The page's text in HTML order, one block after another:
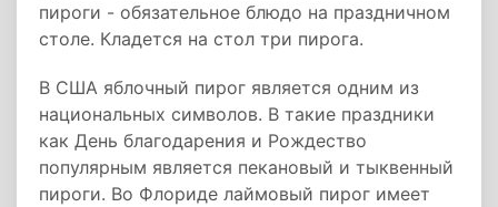
пироги - обязательное блюдо на праздничном
столе. Кладется на стол три пирога.
В США яблочный пирог является одним из
национальных символов. В такие праздники
как День благодарения и Рождество
популярным является пекановый и тыквенный
пироги. Во Флориде лаймовый пирог имеет